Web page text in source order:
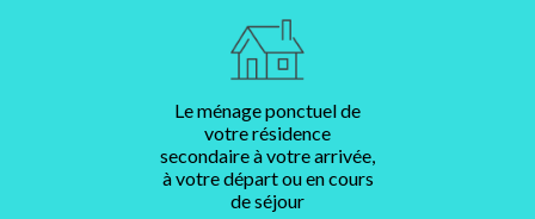
Le ménage ponctuel de
votre résidence
secondaire à votre arrivée,
à votre départ ou en cours
de séjour